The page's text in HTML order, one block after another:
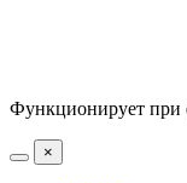
Функционирует при
×